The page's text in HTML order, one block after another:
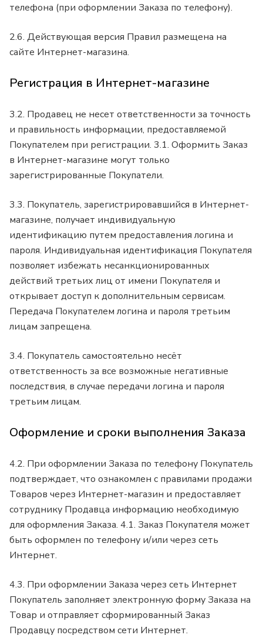
телефона (при оформлении Заказа по телефону).
2.6. Действующая версия Правил размещена на
сайте Интернет-магазина.
Регистрация в Интернет-магазине
3.2. Продавец не несет ответственности за точность
и правильность информации, предоставляемой
Покупателем при регистрации. 3.1. Оформить Заказ
в Интернет-магазине могут только
зарегистрированные Покупатели.
3.3. Покупатель, зарегистрировавшийся в Интернет-
магазине, получает индивидуальную
идентификацию путем предоставления логина и
пароля. Индивидуальная идентификация Покупателя
позволяет избежать несанкционированных
действий третьих лиц от имени Покупателя и
открывает доступ к дополнительным сервисам.
Передача Покупателем логина и пароля третьим
лицам запрещена.
3.4. Покупатель самостоятельно несёт
ответственность за все возможные негативные
последствия, в случае передачи логина и пароля
третьим лицам.
Оформление и сроки выполнения Заказа
4.2. При оформлении Заказа по телефону Покупатель
подтверждает, что ознакомлен с правилами продажи
Товаров через Интернет-магазин и предоставляет
сотруднику Продавца информацию необходимую
для оформления Заказа. 4.1. Заказ Покупателя может
быть оформлен по телефону и/или через сеть
Интернет.
4.3. При оформлении Заказа через сеть Интернет
Покупатель заполняет электронную форму Заказа на
Товар и отправляет сформированный Заказ
Продавцу посредством сети Интернет.